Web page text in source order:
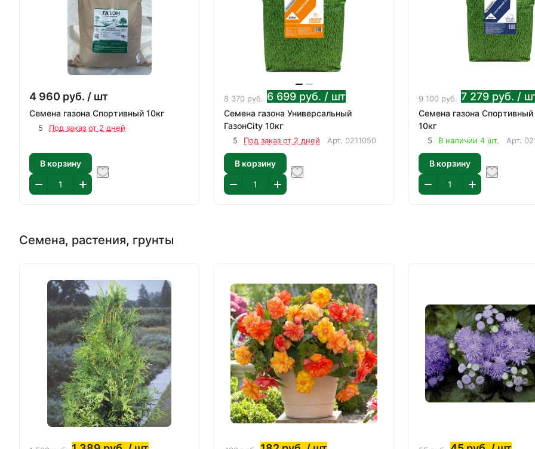
4 960 руб. / шт
Семена газона Спортивный 10кг
5 Под заказ от 2 дней
В корзину
8 370 руб. 6 699 руб. / шт
Семена газона Универсальный
ГазонCity 10кг
5 Под заказ от 2 дней Арт. 0211050
В корзину
9 100 руб. 7 279 руб. /
Семена газона Спортивный
10кг
5 В наличии 4 шт. Арт.
В корзину
Семена, растения, грунты